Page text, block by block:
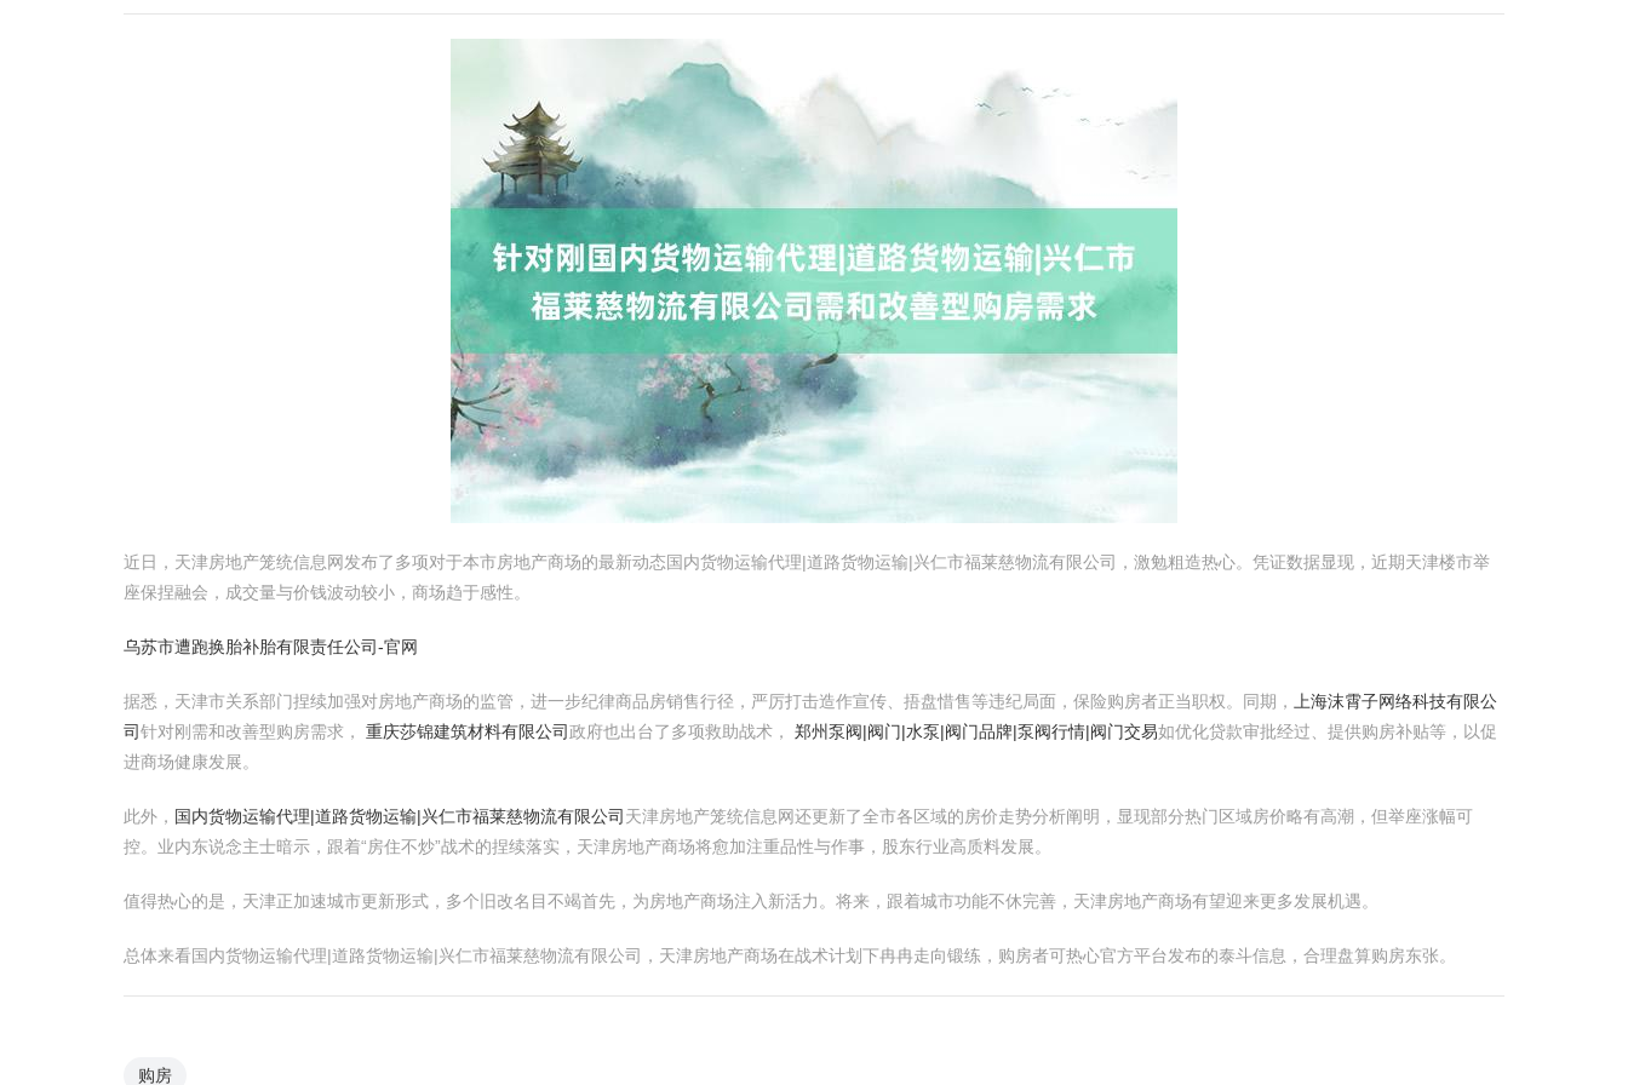
近日，天津房地产笼统信息网发布了多项对于本市房地产商场的最新动态国内货物运输代理|道路货物运输|兴仁市福莱慈物流有限公司，激勉粗造热心。凭证数据显现，近期天津楼市举
座保捏融会，成交量与价钱波动较小，商场趋于感性。
乌苏市遭跑换胎补胎有限责任公司-官网
据悉，天津市关系部门捏续加强对房地产商场的监管，进一步纪律商品房销售行径，严厉打击造作宣传、捂盘惜售等违纪局面，保险购房者正当职权。同期，
上海沫霄子网络科技有限公
司针对刚需和改善型购房需求， 重庆莎锦建筑材料有限公司政府也出台了多项救助战术， 郑州泵阀|阀门|水泵|阀门品牌|泵阀行情|阀门交易如优化贷款审批经过、提供购房补贴等，以促
进商场健康发展。
此外， 国内货物运输代理|道路货物运输|兴仁市福莱慈物流有限公司 天津房地产笼统信息网还更新了全市各区域的房价走势分析阐明，显现部分热门区域房价略有高潮，但举座涨幅可
控。业内东说念主士暗示，跟着“房住不炒”战术的捏续落实，天津房地产商场将愈加注重品性与作事，股东行业高质料发展。
值得热心的是，天津正加速城市更新形式，多个旧改名目不竭首先，为房地产商场注入新活力。将来，跟着城市功能不休完善，天津房地产商场有望迎来更多发展机遇。
总体来看国内货物运输代理|道路货物运输|兴仁市福莱慈物流有限公司，天津房地产商场在战术计划下冉冉走向锻练，购房者可热心官方平台发布的泰斗信息，合理盘算购房东张。
购房